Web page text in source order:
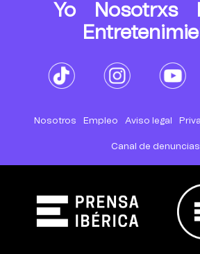
Yo Nosotrxs
Nosotros Empleo Aviso legal
Canal de denuncias